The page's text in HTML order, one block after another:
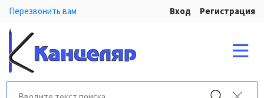
Перезвонить вам Вход Регистрация